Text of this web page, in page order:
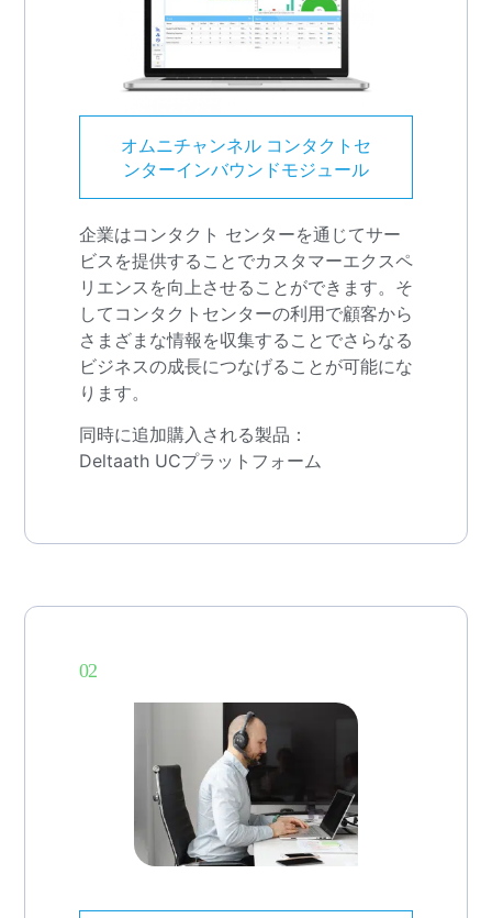
オムニチャンネル コンタクトセ
ンターインバウンドモジュール
企業はコンタクト センターを通じてサー
ビスを提供することでカスタマーエクスペ
リエンスを向上させることができます。そ
してコンタクトセンターの利用で顧客から
さまざまな情報を収集することでさらなる
ビジネスの成長につなげることが可能にな
ります。
同時に追加購入される製品：
Deltaath UCプラットフォーム
02